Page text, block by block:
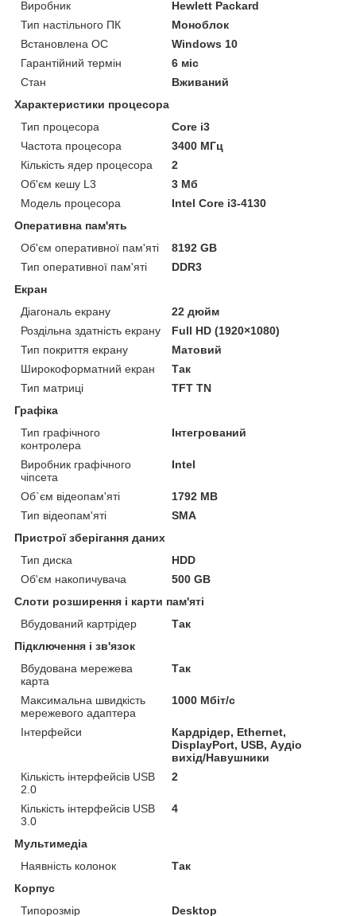
Виробник
Hewlett Packard
Тип настільного ПК
Моноблок
Встановлена ОС
Windows 10
Гарантійний термін
6 міс
Стан
Вживаний
Характеристики процесора
Тип процесора
Core i3
Частота процесора
3400 МГц
Кількість ядер процесора
2
Об'єм кешу L3
3 Мб
Модель процесора
Intel Core i3-4130
Оперативна пам'ять
Об'єм оперативної пам'яті
8192 GB
Тип оперативної пам'яті
DDR3
Екран
Діагональ екрану
22 дюйм
Роздільна здатність екрану
Full HD (1920×1080)
Тип покриття екрану
Матовий
Широкоформатний екран
Так
Тип матриці
TFT TN
Графіка
Тип графічного
контролера
Інтегрований
Виробник графічного
чіпсета
Intel
Об`єм відеопам'яті
1792 MB
Тип відеопам'яті
SMA
Пристрої зберігання даних
Тип диска
HDD
Об'єм накопичувача
500 GB
Слоти розширення і карти пам'яті
Вбудований картрідер
Так
Підключення і зв'язок
Вбудована мережева
карта
Так
Максимальна швидкість
мережевого адаптера
1000 Мбіт/с
Інтерфейси
Кардрідер, Ethernet,
DisplayPort, USB, Аудіо
вихід/Навушники
Кількість інтерфейсів USB
2.0
2
Кількість інтерфейсів USB
3.0
4
Мультимедіа
Наявність колонок
Так
Корпус
Типорозмір
Desktop